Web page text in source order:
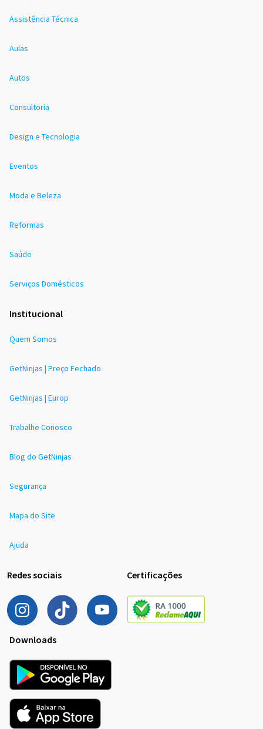
Assistência Técnica
Aulas
Autos
Consultoria
Design e Tecnologia
Eventos
Moda e Beleza
Reformas
Saúde
Serviços Domésticos
Institucional
Quem Somos
GetNinjas | Preço Fechado
GetNinjas | Europ
Trabalhe Conosco
Blog do GetNinjas
Segurança
Mapa do Site
Ajuda
Redes sociais Certificações
Downloads